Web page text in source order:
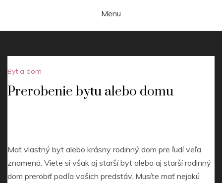
Menu
Byt a dom
Prerobenie bytu alebo domu
Mať vlastný byt alebo krásny rodinný dom pre ľudí veľa
znamená. Viete si však aj starší byt alebo aj starší rodinný
dom prerobiť podľa vašich predstáv. Musíte mať nejakú